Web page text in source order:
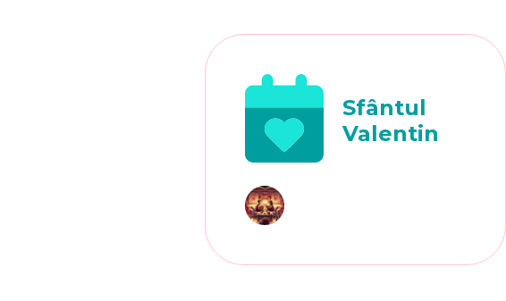
Sfântul
Valentin